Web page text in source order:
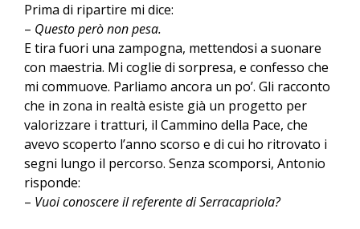
Prima di ripartire mi dice:
– Questo però non pesa.
E tira fuori una zampogna, mettendosi a suonare
con maestria. Mi coglie di sorpresa, e confesso che
mi commuove. Parliamo ancora un po’. Gli racconto
che in zona in realtà esiste già un progetto per
valorizzare i tratturi, il Cammino della Pace, che
avevo scoperto l’anno scorso e di cui ho ritrovato i
segni lungo il percorso. Senza scomporsi, Antonio
risponde:
– Vuoi conoscere il referente di Serracapriola?